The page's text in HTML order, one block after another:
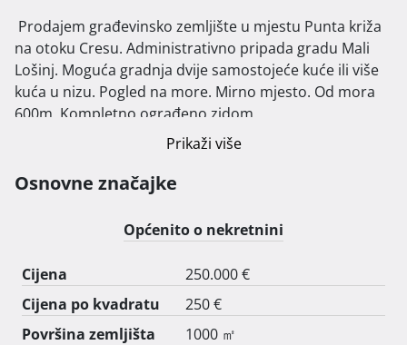
na otoku Cresu. Administrativno pripada gradu Mali
Lošinj. Moguća gradnja dvije samostojeće kuće ili više
kuća u nizu. Pogled na more. Mirno mjesto. Od mora
600m. Kompletno ograđeno zidom.
Prikaži više
Osnovne značajke
Općenito o nekretnini
Cijena
250.000 €
Cijena po kvadratu
250 €
Površina zemljišta
1000 ㎡